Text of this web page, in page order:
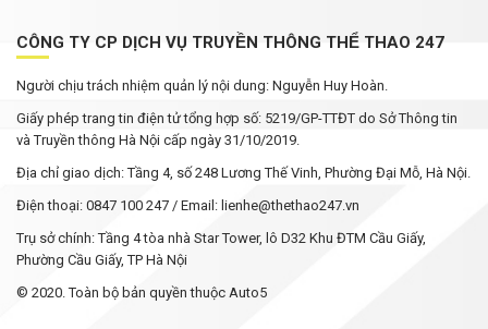
CÔNG TY CP DỊCH VỤ TRUYỀN THÔNG THỂ THAO 247
Người chịu trách nhiệm quản lý nội dung: Nguyễn Huy Hoàn.
Giấy phép trang tin điện tử tổng hợp số: 5219/GP-TTĐT do Sở Thông tin
và Truyền thông Hà Nội cấp ngày 31/10/2019.
Địa chỉ giao dịch: Tầng 4, số 248 Lương Thế Vinh, Phường Đại Mỗ, Hà Nội.
Điện thoại: 0847 100 247 / Email: lienhe@thethao247.vn
Trụ sở chính: Tầng 4 tòa nhà Star Tower, lô D32 Khu ĐTM Cầu Giấy,
Phường Cầu Giấy, TP Hà Nội
© 2020. Toàn bộ bản quyền thuộc Auto5